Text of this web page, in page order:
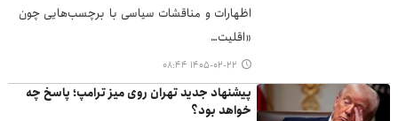
اظهارات و مناقشات سیاسی با برچسب‌هایی چون
«اقلیت…
۱۴۰۵-۰۲-۲۲ ۰۸:۴۴
پیشنهاد جدید تهران روی میز ترامپ؛ پاسخ چه
خواهد بود؟